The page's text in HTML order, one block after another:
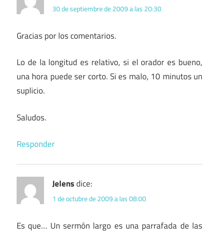
30 de septiembre de 2009 a las 20:30
Gracias por los comentarios.
Lo de la longitud es relativo, si el orador es bueno,
una hora puede ser corto. Si es malo, 10 minutos un
suplicio.
Saludos.
Responder
Jelensdice:
1 de octubre de 2009 a las 08:00
Es que… Un sermón largo es una parrafada de las